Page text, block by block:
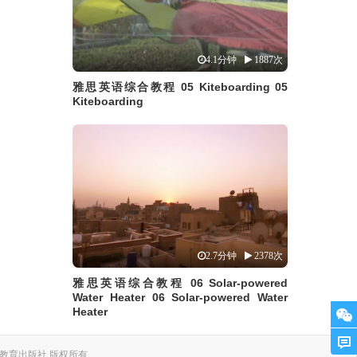
4.1分钟 1887次
雅思英语综合教程 05 Kiteboarding 05
Kiteboarding
2.7分钟 2378次
雅思英语综合教程 06 Solar-powered
Water Heater 06 Solar-powered Water
Heater
育出版社 版权所有